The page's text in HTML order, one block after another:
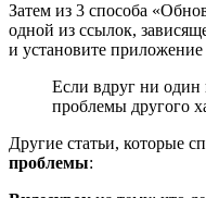
Затем из 3 способа
одной из ссылок,
и установите
Если вдруг ни один
проблемы другого
Другие статьи, которые
проблемы: